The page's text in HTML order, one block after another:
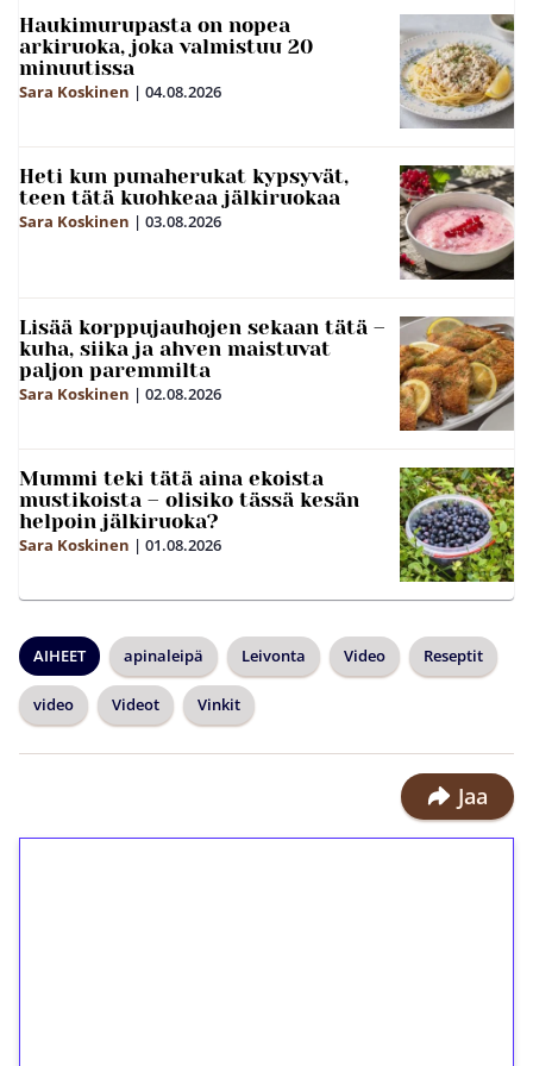
Haukimurupasta on nopea
arkiruoka, joka valmistuu 20
minuutissa
Sara Koskinen | 04.08.2026
Heti kun punaherukat kypsyvät,
teen tätä kuohkeaa jälkiruokaa
Sara Koskinen | 03.08.2026
Lisää korppujauhojen sekaan tätä –
kuha, siika ja ahven maistuvat
paljon paremmilta
Sara Koskinen | 02.08.2026
Mummi teki tätä aina ekoista
mustikoista – olisiko tässä kesän
helpoin jälkiruoka?
Sara Koskinen | 01.08.2026
AIHEET apinaleipä Leivonta Video Reseptit
video Videot Vinkit
Jaa